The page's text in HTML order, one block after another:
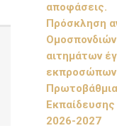
αποφάσεις.
Πρόσκληση
αιτημάτων
εκπροσώπων
2026-2027